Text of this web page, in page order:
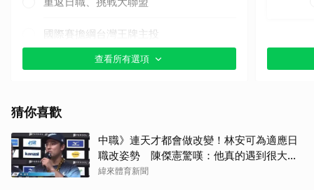
國際賽擔綱台灣王牌主投
其他（歡迎貼文分享）
查看所有選項
猜你喜歡
中職》連天才都會做改變！林安可為適應日
職改姿勢 陳傑憲驚嘆：他真的遇到很大挫
折
緯來體育新聞